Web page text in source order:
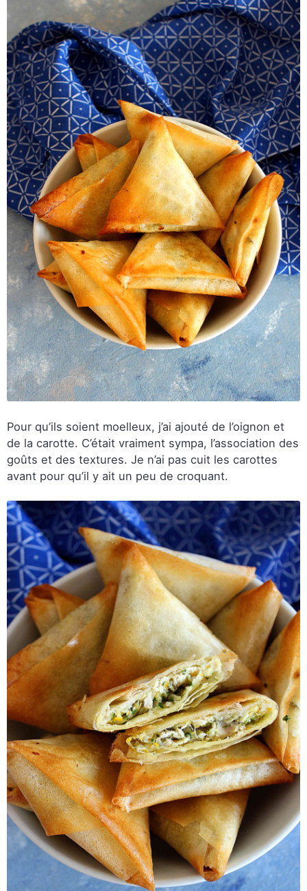
Pour qu’ils soient moelleux, j’ai ajouté de l’oignon et
de la carotte. C’était vraiment sympa, l’association des
goûts et des textures. Je n’ai pas cuit les carottes
avant pour qu’il y ait un peu de croquant.